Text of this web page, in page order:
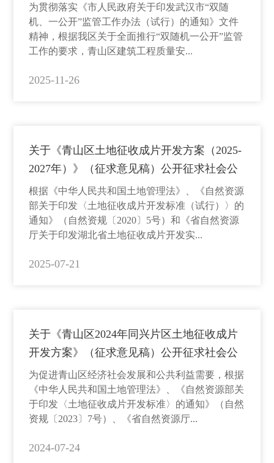
检查结果公告
为贯彻落实《市人民政府关于印发武汉市“双随
机、一公开”监管工作办法（试行）的通知》文件
精神，根据我区关于全面推行“双随机一公开”监管
工作的要求，青山区建筑工程质量安...
2025-11-26
关于《青山区土地征收成片开发方案（2025-
2027年）》（征求意见稿）公开征求社会公
众意见的公告
根据《中华人民共和国土地管理法》、《自然资源
部关于印发〈土地征收成片开发标准（试行）〉的
通知》（自然资规〔2020〕5号）和《省自然资源
厅关于印发湖北省土地征收成片开发实...
2025-07-21
关于《青山区2024年同兴片区土地征收成片
开发方案》（征求意见稿）公开征求社会公
众意见的公告
为促进青山区经济社会发展和公共利益需要，根据
《中华人民共和国土地管理法》、《自然资源部关
于印发〈土地征收成片开发标准〉的通知》（自然
资规〔2023〕7号）、《省自然资源厅...
2024-07-24